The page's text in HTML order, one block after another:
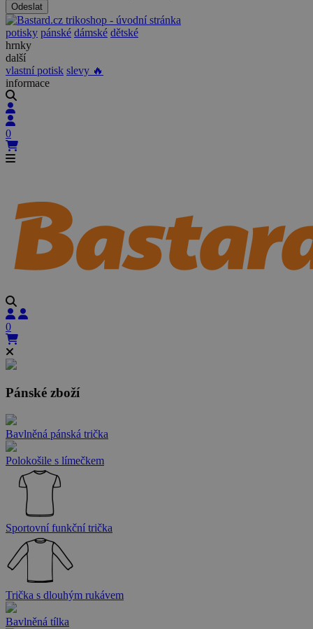
Odeslat
potisky pánské dámské dětské
hrnky
další
vlastní potisk slevy 🔥
informace
0
0
Pánské zboží
Bavlněná pánská trička
Polokošile s límečkem
Sportovní funkční trička
Trička s dlouhým rukávem
Bavlněná tílka